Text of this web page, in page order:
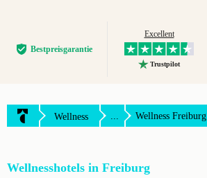
Bestpreis­garantie
Excellent
Trustpilot
Wellness ... Wellness Freiburg
Wellnesshotels in Freiburg